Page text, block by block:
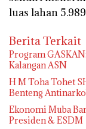
luas lahan
Berita Terkait
Program
Kalangan ASN
H M Toha Tohet
Benteng
Ekonomi Muba
Presiden & ESDM